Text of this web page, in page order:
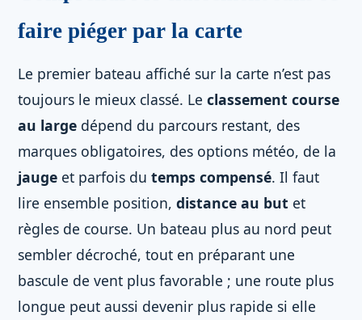
faire piéger par la carte
Le premier bateau affiché sur la carte n’est pas
toujours le mieux classé. Le classement course
au large dépend du parcours restant, des
marques obligatoires, des options météo, de la
jauge et parfois du temps compensé. Il faut
lire ensemble position, distance au but et
règles de course. Un bateau plus au nord peut
sembler décroché, tout en préparant une
bascule de vent plus favorable ; une route plus
longue peut aussi devenir plus rapide si elle